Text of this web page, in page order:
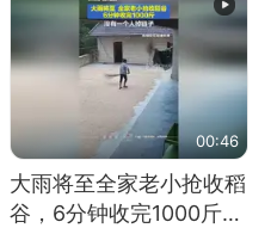
00:46
大雨将至全家老小抢收稻
谷，6分钟收完1000斤，